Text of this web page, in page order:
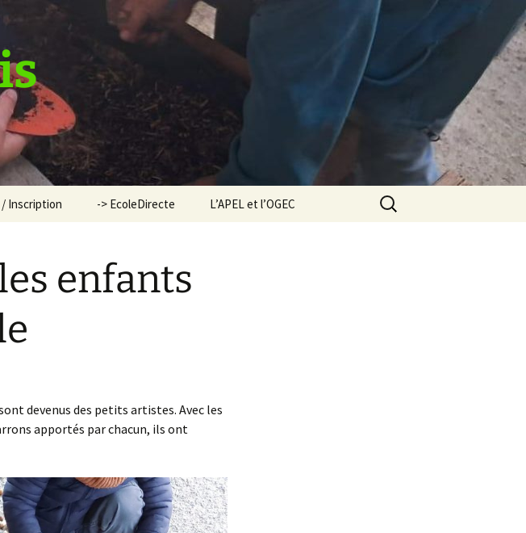
/ Inscription -> EcoleDirecte L’APEL et l’OGEC
Rechercher :
enfants
devenus des petits artistes. Avec les
apportés par chacun, ils ont